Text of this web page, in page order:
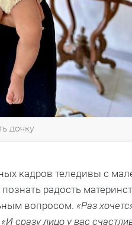
дочку
кадров теледивы с
радость
вопросом. «Раз
сразу лицо у вас